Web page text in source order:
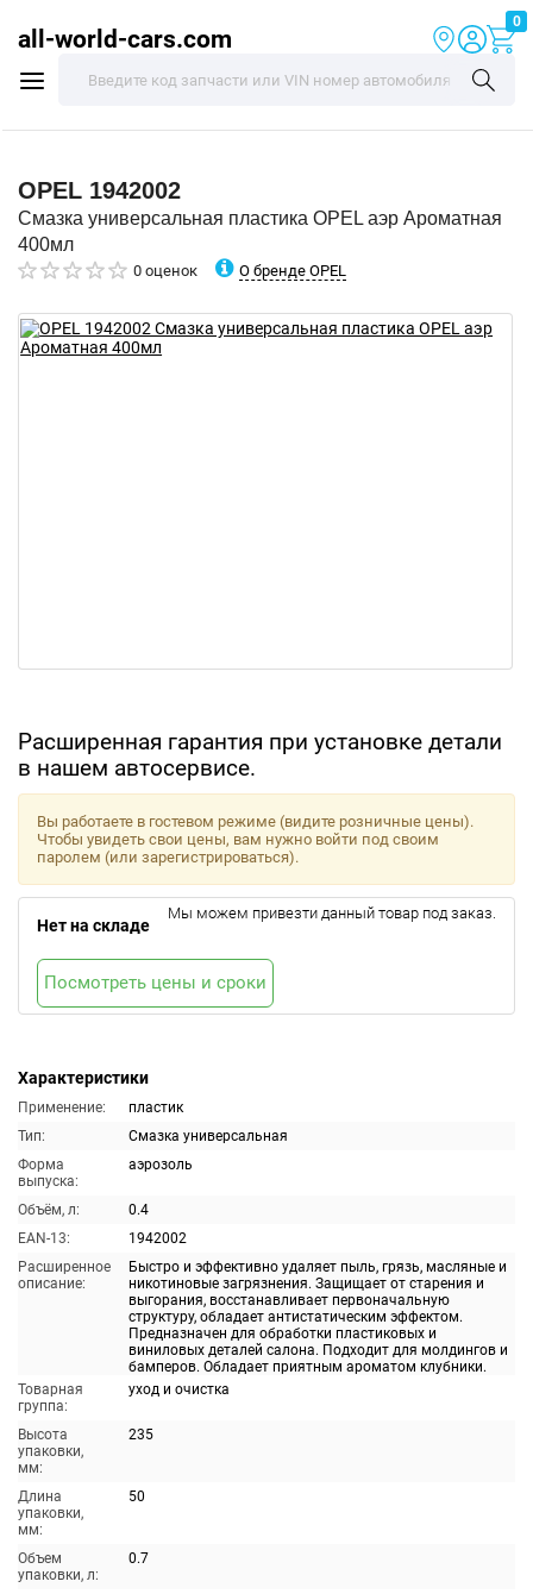
all-world-cars.com
0
OPEL 1942002
Смазка универсальная пластика OPEL аэр Ароматная
400мл
0 оценок О бренде OPEL
Расширенная гарантия при установке детали
в нашем автосервисе.
Характеристики
Применение:
пластик
Тип:
Смазка универсальная
Форма
выпуска:
аэрозоль
Объём, л:
0.4
EAN-13:
1942002
Расширенное
описание:
Быстро и эффективно удаляет пыль, грязь, масляные и
никотиновые загрязнения. Защищает от старения и
выгорания, восстанавливает первоначальную
структуру, обладает антистатическим эффектом.
Предназначен для обработки пластиковых и
виниловых деталей салона. Подходит для молдингов и
бамперов. Обладает приятным ароматом клубники.
Товарная
группа:
уход и очистка
Высота
упаковки,
мм:
235
Длина
упаковки,
мм:
50
Объем
упаковки, л:
0.7
Вы работаете в гостевом режиме (видите розничные цены).
Чтобы увидеть свои цены, вам нужно войти под своим
паролем (или зарегистрироваться).
Нет на складе
Мы можем привезти данный товар под заказ.
Посмотреть цены и сроки